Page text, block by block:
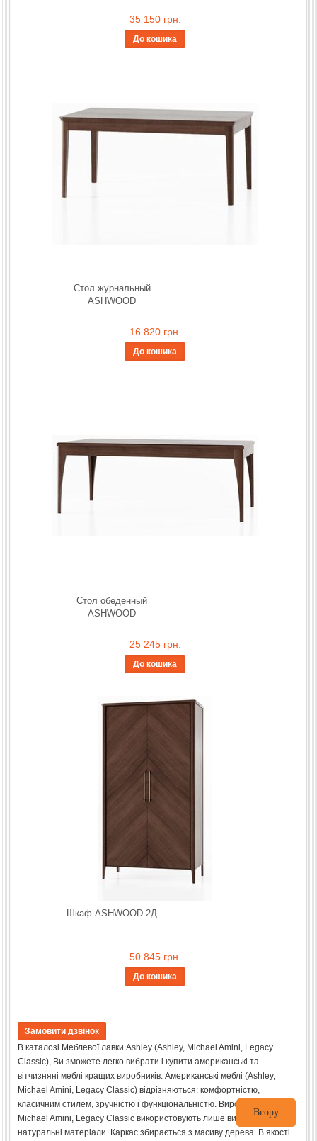
35 150 грн.
До кошика
Стол журнальный
ASHWOOD
16 820 грн.
До кошика
Стол обеденный
ASHWOOD
25 245 грн.
До кошика
Шкаф ASHWOOD 2Д
50 845 грн.
До кошика
В каталозі Меблевої лавки Ashley (Ashley, Michael Amini, Legacy
Classic), Ви зможете легко вибрати і купити американські та
вітчизняні меблі кращих виробників. Американські меблі (Ashley,
Michael Amini, Legacy Classic) відрізняються: комфортністю,
класичним стилем, зручністю і функціональністю. Виробники Ashley,
Michael Amini, Legacy Classic використовують лише високоякісні
натуральні матеріали. Каркас збирається з масиву дерева. В якості
Вгору